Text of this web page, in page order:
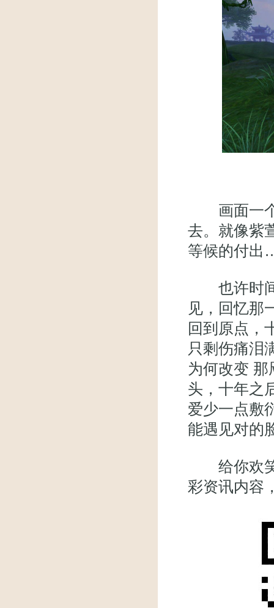
画面一个
去。就像紫
等候的付
也许时间
见，回忆那
回到原点，
只剩伤痛泪
为何改变
头，十年之
爱少一点敷
能遇见对的
给你欢笑
彩资讯内容